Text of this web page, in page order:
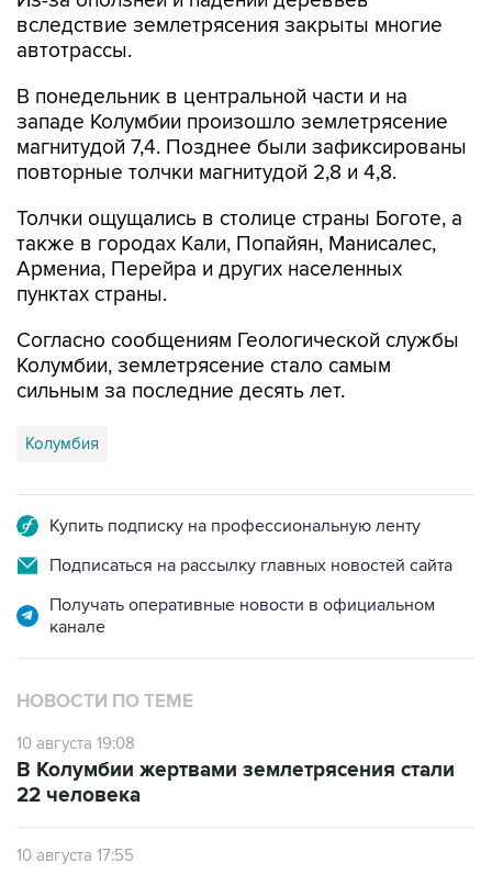
вследствие землетрясения закрыты многие
автотрассы.
В понедельник в центральной части и на
западе Колумбии произошло землетрясение
магнитудой 7,4. Позднее были зафиксированы
повторные толчки магнитудой 2,8 и 4,8.
Толчки ощущались в столице страны Боготе, а
также в городах Кали, Попайян, Манисалес,
Армениа, Перейра и других населенных
пунктах страны.
Согласно сообщениям Геологической службы
Колумбии, землетрясение стало самым
сильным за последние десять лет.
Колумбия
Купить подписку на профессиональную ленту
Подписаться на рассылку главных новостей сайта
Получать оперативные новости в официальном
канале
НОВОСТИ ПО ТЕМЕ
10 августа 19:08
В Колумбии жертвами землетрясения стали
22 человека
10 августа 17:55